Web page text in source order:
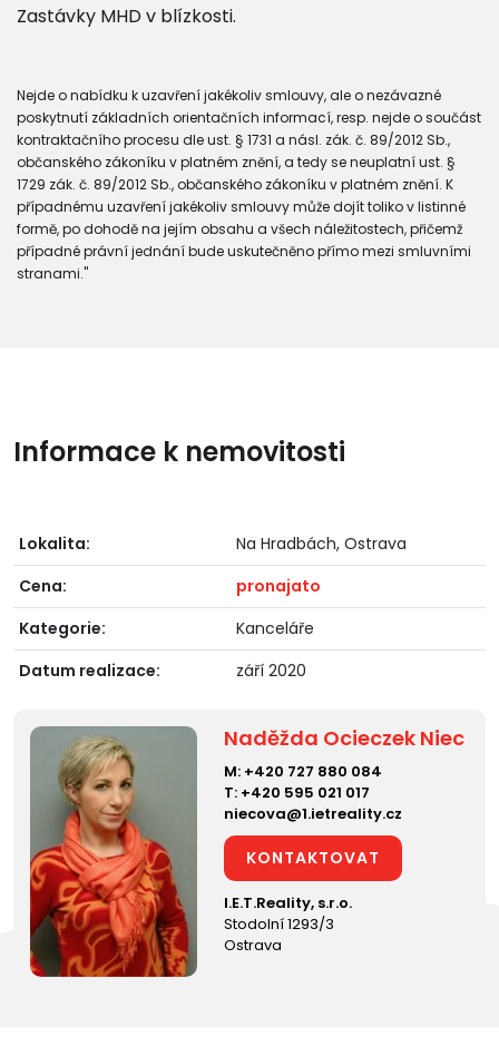
Zastávky MHD v blízkosti.
Nejde o nabídku k uzavření jakékoliv smlouvy, ale o nezávazné
poskytnutí základních orientačních informací, resp. nejde o součást
kontraktačního procesu dle ust. § 1731 a násl. zák. č. 89/2012 Sb.,
občanského zákoníku v platném znění, a tedy se neuplatní ust. §
1729 zák. č. 89/2012 Sb., občanského zákoníku v platném znění. K
případnému uzavření jakékoliv smlouvy může dojít toliko v listinné
formě, po dohodě na jejím obsahu a všech náležitostech, přičemž
případné právní jednání bude uskutečněno přímo mezi smluvními
stranami."
Informace k nemovitosti
Lokalita:
Na Hradbách, Ostrava
Cena:
pronajato
Kategorie:
Kanceláře
Datum realizace:
září 2020
Naděžda Ocieczek Niec
M: +420 727 880 084
T: +420 595 021 017
niecova@1.ietreality.cz
KONTAKTOVAT
I.E.T.Reality, s.r.o.
Stodolní 1293/3
Ostrava